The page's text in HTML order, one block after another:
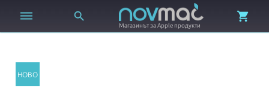
 
Магазинът за Apple продукти
